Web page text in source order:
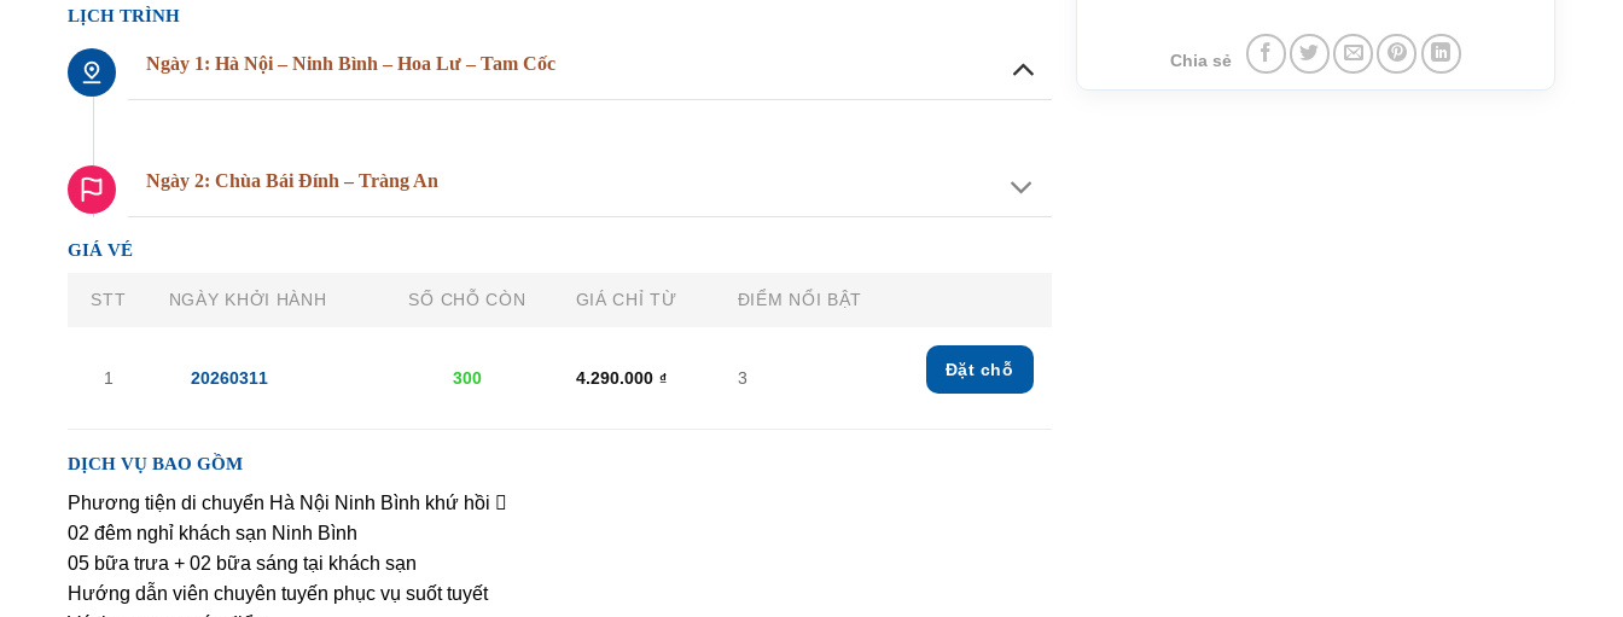
LỊCH TRÌNH
Ngày 1: Hà Nội – Ninh Bình – Hoa Lư – Tam Cốc
Ngày 2: Chùa Bái Đính – Tràng An
GIÁ VÉ
STT NGÀY KHỞI HÀNH SỐ CHỖ CÒN GIÁ CHỈ TỪ ĐIỂM NỔI BẬT
1 20260311 300 4.290.000 ₫ 3 Đặt chỗ
DỊCH VỤ BAO GỒM
Phương tiện di chuyển Hà Nội Ninh Bình khứ hồi 
02 đêm nghỉ khách sạn Ninh Bình
05 bữa trưa + 02 bữa sáng tại khách sạn
Hướng dẫn viên chuyên tuyến phục vụ suốt tuyết
Chia sẻ